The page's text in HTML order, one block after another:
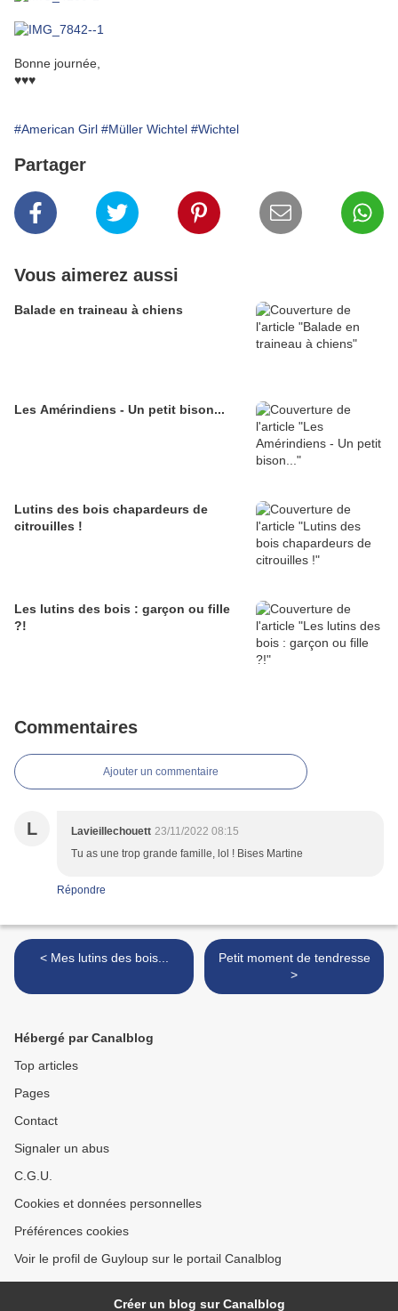
Bonne journée,
♥♥♥
#American Girl #Müller Wichtel #Wichtel
Partager
Vous aimerez aussi
Balade en traineau à chiens
Les Amérindiens - Un petit bison...
Lutins des bois chapardeurs de
citrouilles !
Les lutins des bois : garçon ou fille
?!
Commentaires
Ajouter un commentaire
L Lavieillechouett 23/11/2022 08:15
Tu as une trop grande famille, lol ! Bises Martine
Répondre
< Mes lutins des bois...
Petit moment de tendresse
>
Hébergé par Canalblog
Top articles
Pages
Contact
Signaler un abus
C.G.U.
Cookies et données personnelles
Préférences cookies
Voir le profil de Guyloup sur le portail Canalblog
Créer un blog sur Canalblog